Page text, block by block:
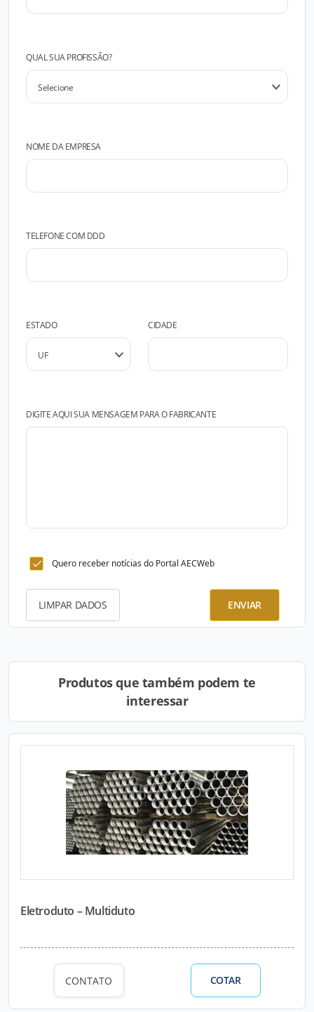
QUAL SUA PROFISSÃO?
NOME DA EMPRESA
TELEFONE COM DDD
ESTADO CIDADE
DIGITE AQUI SUA MENSAGEM PARA O FABRICANTE
Quero receber notícias do Portal AECWeb
LIMPAR DADOS ENVIAR
Produtos que também podem te
interessar
Eletroduto – Multiduto
CONTATO COTAR